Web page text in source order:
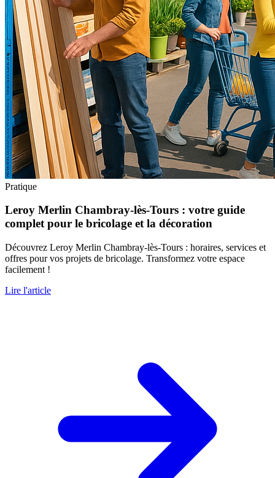
Pratique
Leroy Merlin Chambray-lès-Tours : votre guide
complet pour le bricolage et la décoration
Découvrez Leroy Merlin Chambray-lès-Tours : horaires, services et
offres pour vos projets de bricolage. Transformez votre espace
facilement !
Lire l'article